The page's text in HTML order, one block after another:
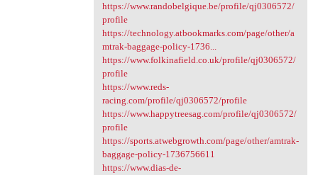
https://www.randobelgique.be/profile/qj0306572/
profile
https://technology.atbookmarks.com/page/other/a
mtrak-baggage-policy-1736...
https://www.folkinafield.co.uk/profile/qj0306572/
profile
https://www.reds-
racing.com/profile/qj0306572/profile
https://www.happytreesag.com/profile/qj0306572/
profile
https://sports.atwebgrowth.com/page/other/amtrak-
baggage-policy-1736756611
https://www.dias-de-